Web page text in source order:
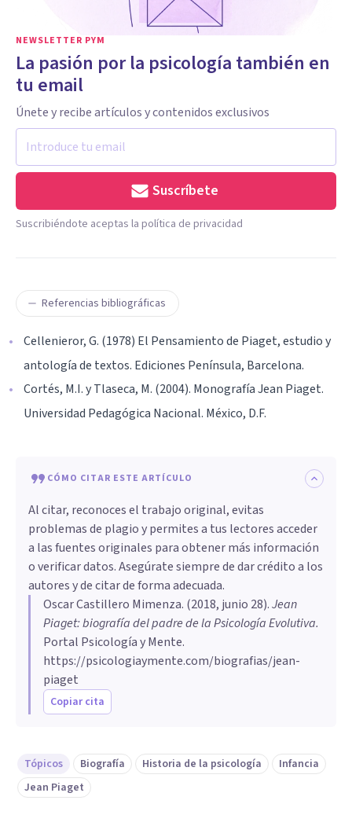
NEWSLETTER PYM
La pasión por la psicología también en
tu email
Únete y recibe artículos y contenidos exclusivos
Suscríbete
Suscribiéndote aceptas la política de privacidad
Referencias bibliográficas
Cellenieror, G. (1978) El Pensamiento de Piaget, estudio y
antología de textos. Ediciones Península, Barcelona.
Cortés, M.I. y Tlaseca, M. (2004). Monografía Jean Piaget.
Universidad Pedagógica Nacional. México, D.F.
CÓMO CITAR ESTE ARTÍCULO
Al citar, reconoces el trabajo original, evitas
problemas de plagio y permites a tus lectores acceder
a las fuentes originales para obtener más información
o verificar datos. Asegúrate siempre de dar crédito a los
autores y de citar de forma adecuada.
Oscar Castillero Mimenza. (2018, junio 28).Jean
Piaget: biografía del padre de la Psicología Evolutiva.
Portal Psicología y Mente.
https://psicologiaymente.com/biografias/jean-
piaget
Copiar cita
Tópicos Biografía Historia de la psicología
Infancia
Jean Piaget